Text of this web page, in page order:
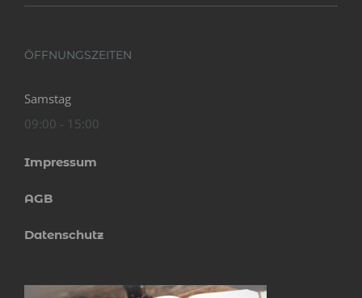
ÖFFNUNGSZEITEN
Samstag
09:00 - 15:00
Impressum
AGB
Datenschutz